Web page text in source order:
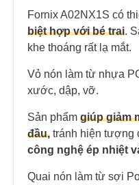
Fornix A02NX1S có
biệt hợp với bé trai.
khe thoáng rất lạ mắt.
Vỏ nón làm từ nhựa
xước, dập, vỡ.
Sản phẩm giúp giảm
đầu, tránh hiện tượng
công nghệ ép nhiệt
Quai nón làm từ sợi